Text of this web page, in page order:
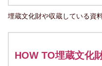
埋蔵文化財や収蔵している資
HOW TO埋蔵文化